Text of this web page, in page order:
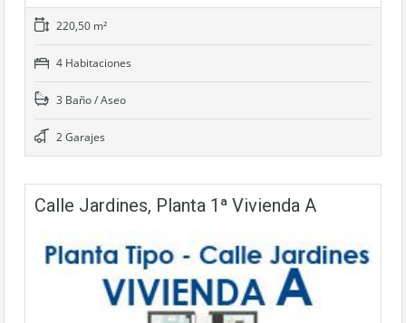
220,50 m²
4 Habitaciones
3 Baño / Aseo
2 Garajes
Calle Jardines, Planta 1ª Vivienda A